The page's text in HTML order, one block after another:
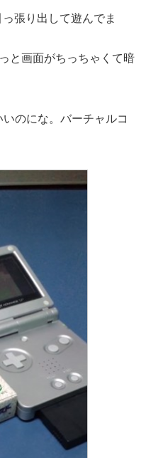
張り出して遊んでま
と画面がちっちゃくて暗
のにな。バーチャルコ